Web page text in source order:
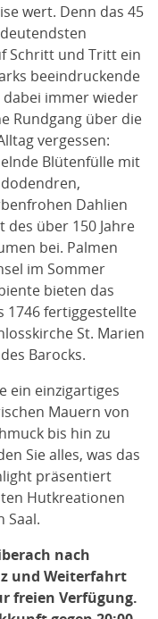
wert. Denn das 45
Schritt und Tritt ein
beeindruckende
immer wieder
Rundgang über die
vergessen:
Blütenfülle mit
Dahlien
über 150 Jahre
bei. Palmen
im Sommer
bieten das
1746 fertiggestellte
St. Marien
Barocks.
ein einzigartiges
Mauern von
bis hin zu
Sie alles, was das
präsentiert
Hutkreationen
Saal.
nach
und Weiterfahrt
freien Verfügung.